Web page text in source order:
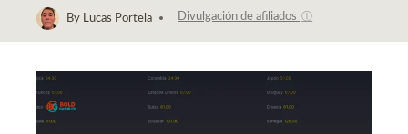
By Lucas Portela Divulgación de afiliados ⓘ